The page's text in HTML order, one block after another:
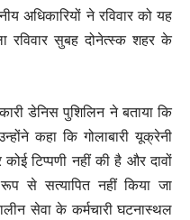
अधिकारियों ने रविवार को यह
रविवार सुबह दोनेत्स्क शहर के
डेनिस पुशिलिन ने बताया कि
कहा कि गोलाबारी यूक्रेनी
टिप्पणी नहीं की है और दावों
रूप से सत्यापित नहीं किया जा
सेवा के कर्मचारी घटनास्थल